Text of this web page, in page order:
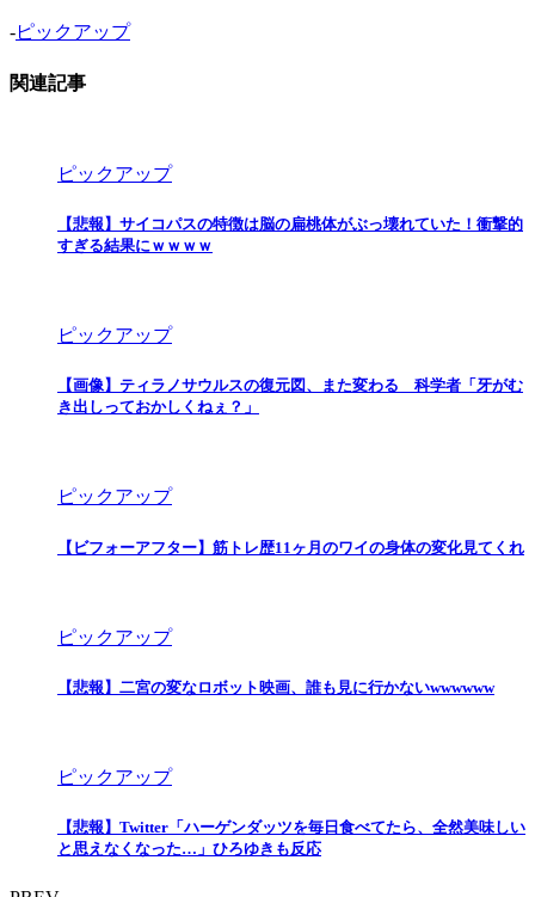
-ピックアップ
関連記事
ピックアップ
【悲報】サイコパスの特徴は脳の扁桃体がぶっ壊れていた！衝撃的
すぎる結果にｗｗｗｗ
ピックアップ
【画像】ティラノサウルスの復元図、また変わる 科学者「牙がむ
き出しっておかしくねぇ？」
ピックアップ
【ビフォーアフター】筋トレ歴11ヶ月のワイの身体の変化見てくれ
ピックアップ
【悲報】二宮の変なロボット映画、誰も見に行かないwwwwww
ピックアップ
【悲報】Twitter「ハーゲンダッツを毎日食べてたら、全然美味しい
と思えなくなった…」ひろゆきも反応